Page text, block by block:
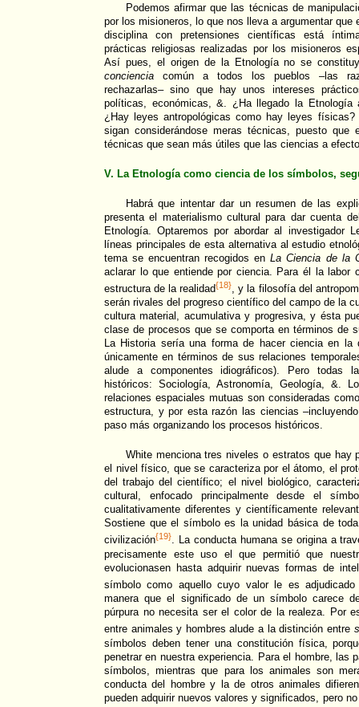
Podemos afirmar que las técnicas de
por los misioneros, lo que nos lleva a argumentar que
disciplina con pretensiones científicas está
prácticas religiosas realizadas por los misioneros
Así pues, el origen de la Etnología no se
conciencia común a todos los pueblos –las
rechazarlas– sino que hay unos intereses
políticas, económicas, &. ¿Ha llegado la Etnología
¿Hay leyes antropológicas como hay leyes
sigan considerándose meras técnicas, puesto que
técnicas que sean más útiles que las ciencias a
V. La Etnología como ciencia de los símbolos,
Habrá que intentar dar un resumen de las
presenta el materialismo cultural para dar cuenta
Etnología. Optaremos por abordar al investigador
líneas principales de esta alternativa al estudio
tema se encuentran recogidos enLa Ciencia de la
aclarar lo que entiende por ciencia. Para él la labor
estructura de la realidad{18}, y la filosofía del
serán rivales del progreso científico del campo de la
cultura material, acumulativa y progresiva, y ésta
clase de procesos que se comporta en términos de
La Historia sería una forma de hacer ciencia en la
únicamente en términos de sus relaciones
alude a componentes idiográficos). Pero todas
históricos: Sociología, Astronomía, Geología, &.
relaciones espaciales mutuas son consideradas
estructura, y por esta razón las ciencias
paso más organizando los procesos históricos.
White menciona tres niveles o estratos que hay
el nivel físico, que se caracteriza por el átomo, el
del trabajo del científico; el nivel biológico,
cultural, enfocado principalmente desde el
cualitativamente diferentes y científicamente
Sostiene que el símbolo es la unidad básica de
civilización{19}. La conducta humana se origina a
precisamente este uso el que permitió que
evolucionasen hasta adquirir nuevas formas de
símbolo como aquello cuyo valor le es
manera que el significado de un símbolo carece
púrpura no necesita ser el color de la realeza. Por
entre animales y hombres alude a la distinción entre
símbolos deben tener una constitución física,
penetrar en nuestra experiencia. Para el hombre, las
símbolos, mientras que para los animales son
conducta del hombre y la de otros animales
pueden adquirir nuevos valores y significados, pero